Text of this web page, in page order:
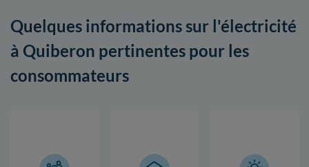
Quelques informations sur l'électricité
à Quiberon pertinentes pour les
consommateurs